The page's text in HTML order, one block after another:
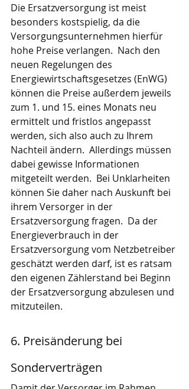
Die Ersatzversorgung ist meist
besonders kostspielig, da die
Versorgungsunternehmen hierfür
hohe Preise verlangen.  Nach den
neuen Regelungen des
Energiewirtschaftsgesetzes (EnWG)
können die Preise außerdem jeweils
zum 1. und 15. eines Monats neu
ermittelt und fristlos angepasst
werden, sich also auch zu Ihrem
Nachteil ändern.  Allerdings müssen
dabei gewisse Informationen
mitgeteilt werden.  Bei Unklarheiten
können Sie daher nach Auskunft bei
ihrem Versorger in der
Ersatzversorgung fragen.  Da der
Energieverbrauch in der
Ersatzversorgung vom Netzbetreiber
geschätzt werden darf, ist es ratsam
den eigenen Zählerstand bei Beginn
der Ersatzversorgung abzulesen und
mitzuteilen.
6. Preisänderung bei
Sonderverträgen